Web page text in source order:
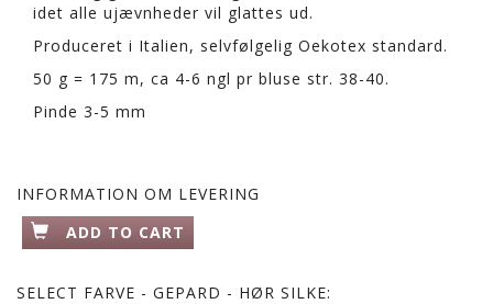
idet alle ujævnheder vil glattes ud.
Produceret i Italien, selvfølgelig Oekotex standard.
50 g = 175 m, ca 4-6 ngl pr bluse str. 38-40.
Pinde 3-5 mm
INFORMATION OM LEVERING
ADD TO CART
SELECT FARVE - GEPARD - HØR SILKE: